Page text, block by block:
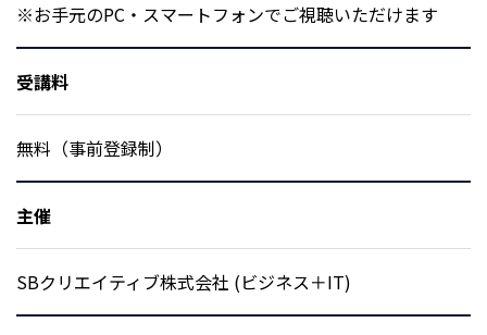
※お手元のPC・スマートフォンでご視聴いただけます
受講料
無料（事前登録制）
主催
SBクリエイティブ株式会社 (ビジネス＋IT)